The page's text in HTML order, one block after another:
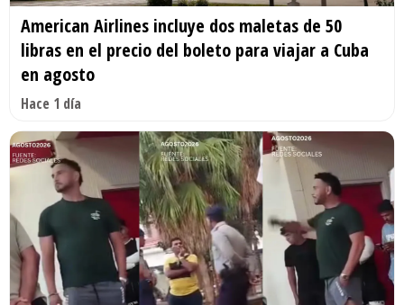
American Airlines incluye dos maletas de 50
libras en el precio del boleto para viajar a Cuba
en agosto
Hace 1 día